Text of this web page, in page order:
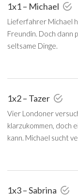
1x1 – Michael
Lieferfahrer Michael
Freundin. Doch dann
seltsame Dinge.
1x2 – Tazer
Vier Londoner
klarzukommen, doch
kann. Michael sucht
1x3 – Sabrina